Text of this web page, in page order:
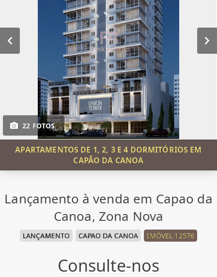
22 FOTOS
APARTAMENTOS DE 1, 2, 3 E 4 DORMITÓRIOS EM
CAPÃO DA CANOA
Lançamento à venda em Capao da
Canoa, Zona Nova
LANÇAMENTO CAPAO DA CANOA IMÓVEL 12576
Consulte-nos